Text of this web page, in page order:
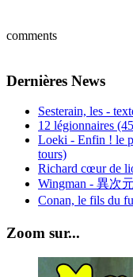
comments
Dernières News
Sesterain, les -
12 légionnaires
Loeki - Enfin ! le
tours)
Richard cœur de
Wingman - 異次
Conan, le fils du
Zoom sur...